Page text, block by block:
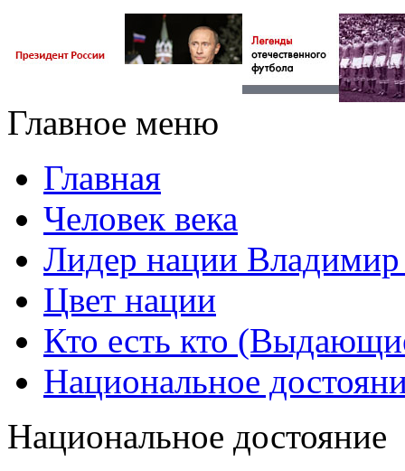
Главное меню
Главная
Человек века
Лидер нации
Цвет нации
Кто есть кто
Национальное
Национальное достояние